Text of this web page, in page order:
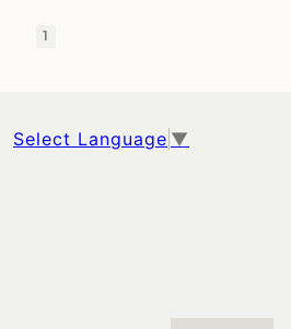
1
Select Language ▼